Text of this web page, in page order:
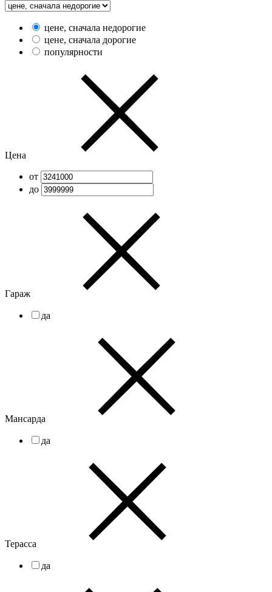
цене, сначала недорогие
цене, сначала дорогие
популярности
Цена
от
до
Гараж
да
Мансарда
да
Терасса
да